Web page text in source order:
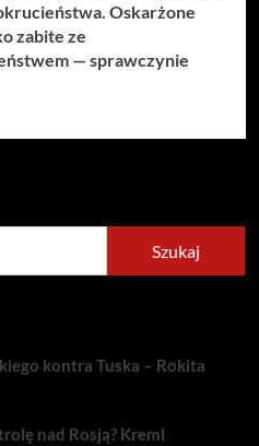
Oskarżone
zabite ze
— sprawczynie
Szukaj
kontra Tuska – Rokita
nad Rosją? Kreml